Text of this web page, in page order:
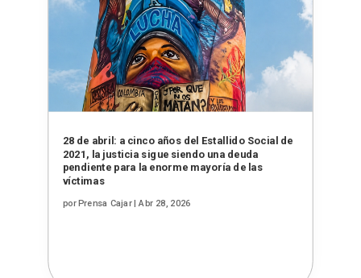
28 de abril: a cinco años del Estallido Social de
2021, la justicia sigue siendo una deuda
pendiente para la enorme mayoría de las
víctimas
porPrensa Cajar| Abr 28, 2026